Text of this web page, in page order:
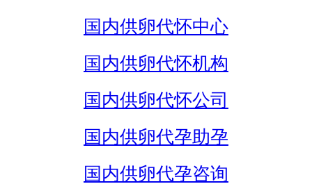
国内供卵代怀中心
国内供卵代怀机构
国内供卵代怀公司
国内供卵代孕助孕
国内供卵代孕咨询